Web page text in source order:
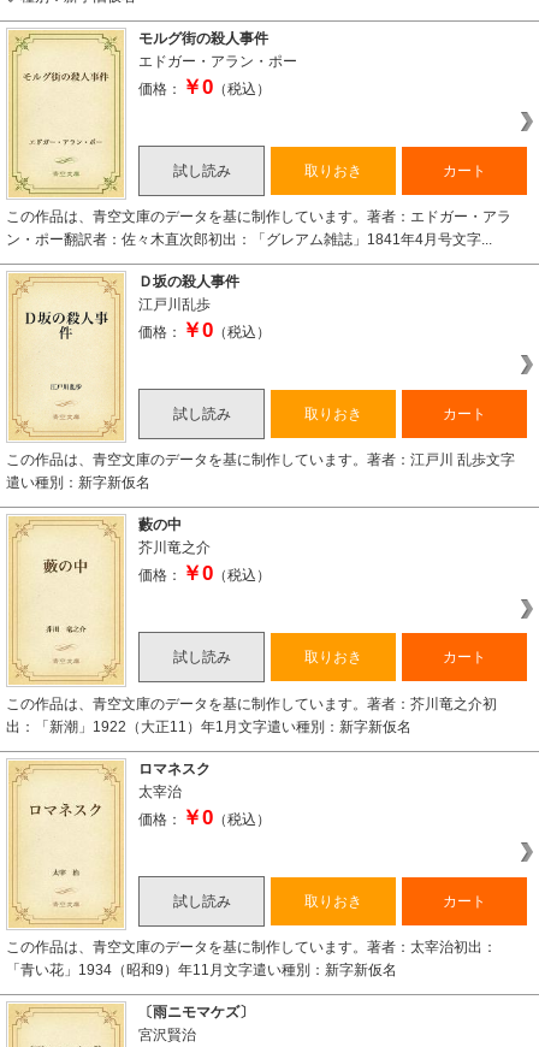
モルグ街の殺人事件
エドガー・アラン・ポー
価格：
￥0 （税込）
試し読み 取りおき カート
この作品は、青空文庫のデータを基に制作しています。著者：エドガー・アラ
ン・ポー翻訳者：佐々木直次郎初出：「グレアム雑誌」1841年4月号文字...
Ｄ坂の殺人事件
江戸川乱歩
価格：
￥0 （税込）
試し読み 取りおき カート
この作品は、青空文庫のデータを基に制作しています。著者：江戸川 乱歩文字
遣い種別：新字新仮名
藪の中
芥川竜之介
価格：
￥0 （税込）
試し読み 取りおき カート
この作品は、青空文庫のデータを基に制作しています。著者：芥川竜之介初
出：「新潮」1922（大正11）年1月文字遣い種別：新字新仮名
ロマネスク
太宰治
価格：
￥0 （税込）
試し読み 取りおき カート
この作品は、青空文庫のデータを基に制作しています。著者：太宰治初出：
「青い花」1934（昭和9）年11月文字遣い種別：新字新仮名
〔雨ニモマケズ〕
宮沢賢治